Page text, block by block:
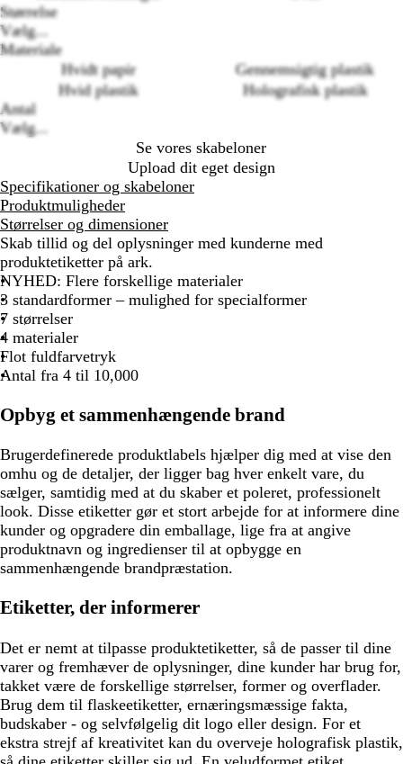
options
Størrelse
Vælg...
Materiale
Hvidt papir
Gennemsigtig plastik
Hvid plastik
Holografisk plastik
Antal
Vælg...
Se vores skabeloner
Upload dit eget design
Specifikationer og skabeloner
Produktmuligheder
Størrelser og dimensioner
Skab tillid og del oplysninger med kunderne med
produktetiketter på ark.
NYHED: Flere forskellige materialer
3 standardformer – mulighed for specialformer
7 størrelser
4 materialer
Flot fuldfarvetryk
Antal fra 4 til 10,000
Opbyg et sammenhængende brand
Brugerdefinerede produktlabels hjælper dig med at vise den
omhu og de detaljer, der ligger bag hver enkelt vare, du
sælger, samtidig med at du skaber et poleret, professionelt
look. Disse etiketter gør et stort arbejde for at informere dine
kunder og opgradere din emballage, lige fra at angive
produktnavn og ingredienser til at opbygge en
sammenhængende brandpræstation.
Etiketter, der informerer
Det er nemt at tilpasse produktetiketter, så de passer til dine
varer og fremhæver de oplysninger, dine kunder har brug for,
takket være de forskellige størrelser, former og overflader.
Brug dem til flaskeetiketter, ernæringsmæssige fakta,
budskaber - og selvfølgelig dit logo eller design. For et
ekstra strejf af kreativitet kan du overveje holografisk plastik,